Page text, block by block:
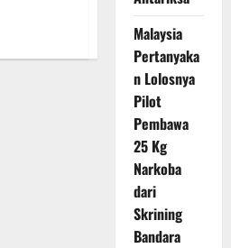
Malaysia
Pertanyaka
n Lolosnya
Pilot
Pembawa
25 Kg
Narkoba
dari
Skrining
Bandara